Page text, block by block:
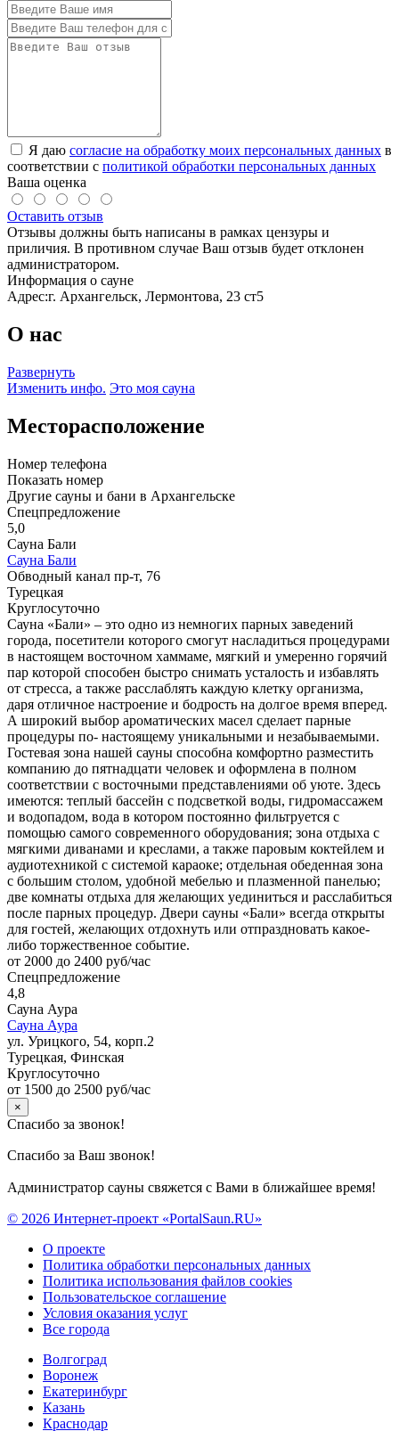
Я даю согласие на обработку моих персональных данных в
соответствии с политикой обработки персональных данных
Ваша оценка
Оставить отзыв
Отзывы должны быть написаны в рамках цензуры и
приличия. В противном случае Ваш отзыв будет отклонен
администратором.
Информация о сауне
Адрес:г. Архангельск, Лермонтова, 23 ст5
О нас
Развернуть
Изменить инфо. Это моя сауна
Месторасположение
Номер телефона
Показать номер
Другие сауны и бани в Архангельске
Спецпредложение
5,0
Сауна Бали
Сауна Бали
Обводный канал пр-т, 76
Турецкая
Круглосуточно
Сауна «Бали» – это одно из немногих парных заведений
города, посетители которого смогут насладиться процедурами
в настоящем восточном хаммаме, мягкий и умеренно горячий
пар которой способен быстро снимать усталость и избавлять
от стресса, а также расслаблять каждую клетку организма,
даря отличное настроение и бодрость на долгое время вперед.
А широкий выбор ароматических масел сделает парные
процедуры по- настоящему уникальными и незабываемыми.
Гостевая зона нашей сауны способна комфортно разместить
компанию до пятнадцати человек и оформлена в полном
соответствии с восточными представлениями об уюте. Здесь
имеются: теплый бассейн с подсветкой воды, гидромассажем
и водопадом, вода в котором постоянно фильтруется с
помощью самого современного оборудования; зона отдыха с
мягкими диванами и креслами, а также паровым коктейлем и
аудиотехникой с системой караоке; отдельная обеденная зона
с большим столом, удобной мебелью и плазменной панелью;
две комнаты отдыха для желающих уединиться и расслабиться
после парных процедур. Двери сауны «Бали» всегда открыты
для гостей, желающих отдохнуть или отпраздновать какое-
либо торжественное событие.
от 2000 до 2400 руб/час
Спецпредложение
4,8
Сауна Аура
Сауна Аура
ул. Урицкого, 54, корп.2
Турецкая, Финская
Круглосуточно
от 1500 до 2500 руб/час
×
Спасибо за звонок!
Спасибо за Ваш звонок!
Администратор сауны свяжется с Вами в ближайшее время!
© 2026 Интернет-проект «PortalSaun.RU»
О проекте
Политика обработки персональных данных
Политика использования файлов cookies
Пользовательское соглашение
Условия оказания услуг
Все города
Волгоград
Воронеж
Екатеринбург
Казань
Краснодар